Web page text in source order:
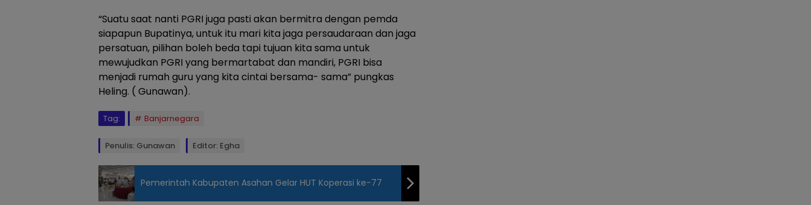
“Suatu saat nanti PGRI juga pasti akan bermitra dengan pemda
siapapun Bupatinya, untuk itu mari kita jaga persaudaraan dan jaga
persatuan, pilihan boleh beda tapi tujuan kita sama untuk
mewujudkan PGRI yang bermartabat dan mandiri, PGRI bisa
menjadi rumah guru yang kita cintai bersama- sama” pungkas
Heling. ( Gunawan).
Tag: Banjarnegara
Penulis: Gunawan Editor: Egha
Pemerintah Kabupaten Asahan Gelar HUT Koperasi ke-77